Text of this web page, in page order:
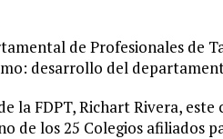
de Profesionales de
desarrollo del
la FDPT, Richart Rivera,
de los 25 Colegios afiliados